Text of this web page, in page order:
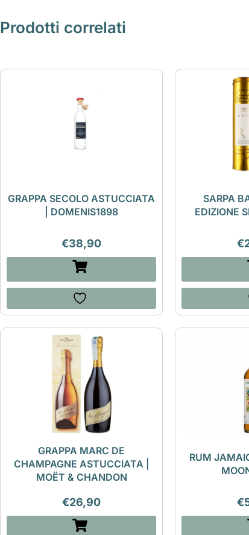
Prodotti correlati
GRAPPA SECOLO ASTUCCIATA
| DOMENIS1898
€38,90
SARPA
EDIZIONE
€
GRAPPA MARC DE
CHAMPAGNE ASTUCCIATA |
MOËT & CHANDON
€26,90
RUM
€